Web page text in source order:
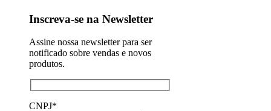
Inscreva-se na Newsletter
Assine nossa newsletter para ser
notificado sobre vendas e novos
produtos.
CNPJ*